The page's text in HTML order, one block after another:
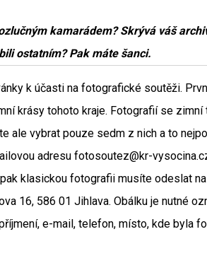
kamarádem? Skrývá váš
ostatním? Pak máte šanci.
k účasti na fotografické soutěži.
krásy tohoto kraje. Fotografií se
ale vybrat pouze sedm z nich a to
adresu fotosoutez@kr-
klasickou fotografii musíte odeslat
16, 586 01 Jihlava. Obálku je nutné
e-mail, telefon, místo, kde byla